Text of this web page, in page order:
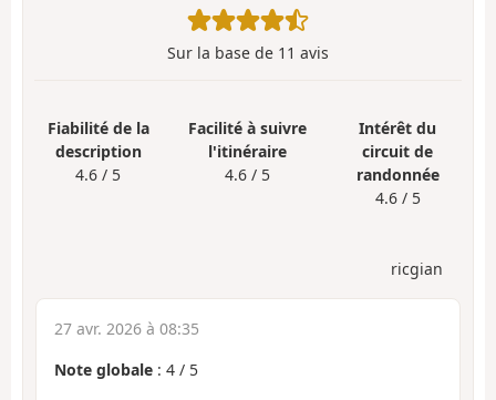
Sur la base de 11 avis
Fiabilité de la
description
4.6 / 5
Facilité à suivre
l'itinéraire
4.6 / 5
Intérêt du
circuit de
randonnée
4.6 / 5
ricgian
27 avr. 2026 à 08:35
Note globale : 4 / 5